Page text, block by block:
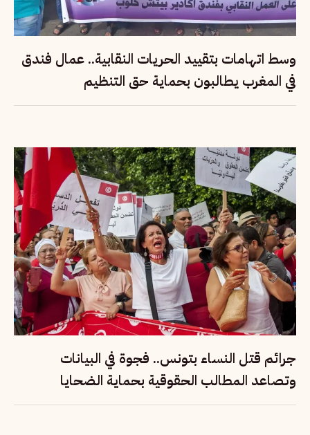
وسط اتهامات بتقييد الحريات النقابية.. عمال فندق
في المغرب يطالبون بحماية حق التنظيم
جرائم قتل النساء بتونس.. فجوة في البيانات
وتصاعد المطالب الحقوقية بحماية الضحايا